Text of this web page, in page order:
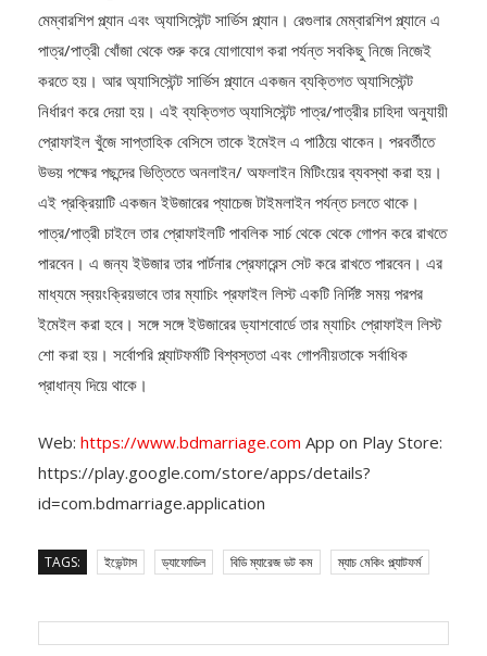
bdmarriage.com এ দুই ধরনের মেম্বারশিপ প্ল্যান রয়েছে। রেগুলার
মেম্বারশিপ প্ল্যান এবং অ্যাসিস্টেন্ট সার্ভিস প্ল্যান। রেগুলার মেম্বারশিপ প্ল্যানে এ
পাত্র/পাত্রী খোঁজা থেকে শুরু করে যোগাযোগ করা পর্যন্ত সবকিছু নিজে নিজেই
করতে হয়। আর অ্যাসিস্টেন্ট সার্ভিস প্ল্যানে একজন ব্যক্তিগত অ্যাসিস্টেন্ট
নির্ধারণ করে দেয়া হয়। এই ব্যক্তিগত অ্যাসিস্টেন্ট পাত্র/পাত্রীর চাহিদা অনুযায়ী
প্রোফাইল খুঁজে সাপ্তাহিক বেসিসে তাকে ইমেইল এ পাঠিয়ে থাকেন। পরবর্তীতে
উভয় পক্ষের পছন্দের ভিত্তিতে অনলাইন/ অফলাইন মিটিংয়ের ব্যবস্থা করা হয়।
এই প্রক্রিয়াটি একজন ইউজারের প্যাচেজ টাইমলাইন পর্যন্ত চলতে থাকে।
পাত্র/পাত্রী চাইলে তার প্রোফাইলটি পাবলিক সার্চ থেকে থেকে গোপন করে রাখতে
পারবেন। এ জন্য ইউজার তার পার্টনার প্রেফারেন্স সেট করে রাখতে পারবেন। এর
মাধ্যমে স্বয়ংক্রিয়ভাবে তার ম্যাচিং প্রফাইল লিস্ট একটি নির্দিষ্ট সময় পরপর
ইমেইল করা হবে। সঙ্গে সঙ্গে ইউজারের ড্যাশবোর্ডে তার ম্যাচিং প্রোফাইল লিস্ট
শো করা হয়। সর্বোপরি প্ল্যাটফর্মটি বিশ্বস্ততা এবং গোপনীয়তাকে সর্বাধিক
Web:https://www.bdmarriage.comApp on Play Store:
https://play.google.com/store/apps/details?